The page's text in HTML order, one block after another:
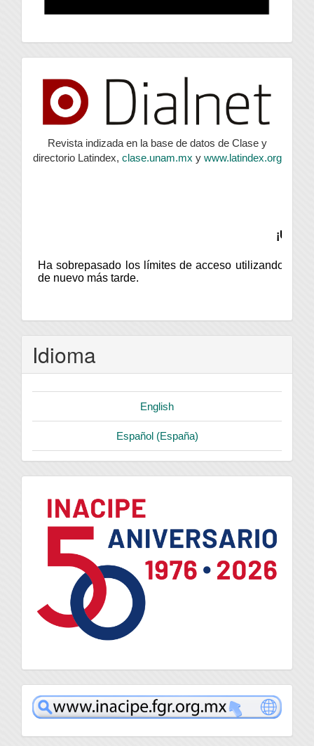
index
Revista indizada en la base de datos de Clase y
directorio Latindex, clase.unam.mx y www.latindex.org
Idioma
English
Español (España)
logo
inacipe